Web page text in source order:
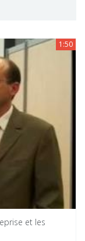
1:50
et les